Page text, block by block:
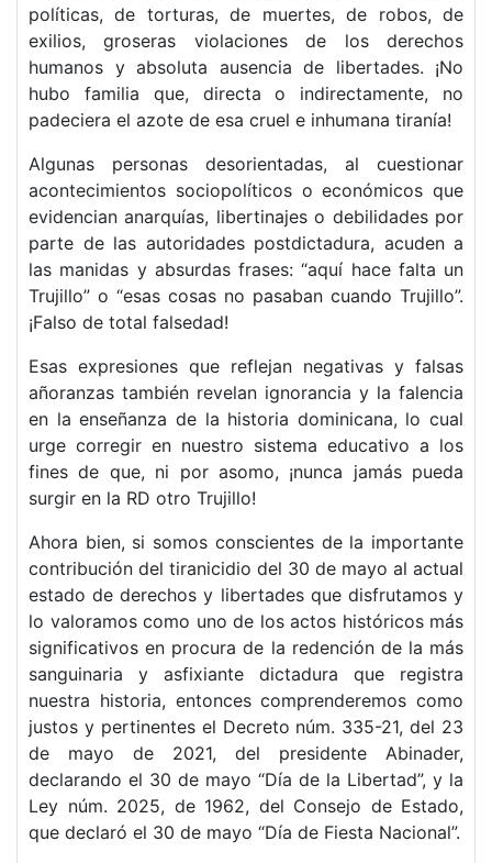
políticas, de torturas, de muertes, de robos, de
exilios, groseras violaciones de los derechos
humanos y absoluta ausencia de libertades. ¡No
hubo familia que, directa o indirectamente, no
padeciera el azote de esa cruel e inhumana tiranía!
Algunas personas desorientadas, al cuestionar
acontecimientos sociopolíticos o económicos que
evidencian anarquías, libertinajes o debilidades por
parte de las autoridades postdictadura, acuden a
las manidas y absurdas frases: “aquí hace falta un
Trujillo” o “esas cosas no pasaban cuando Trujillo”.
¡Falso de total falsedad!
Esas expresiones que reflejan negativas y falsas
añoranzas también revelan ignorancia y la falencia
en la enseñanza de la historia dominicana, lo cual
urge corregir en nuestro sistema educativo a los
fines de que, ni por asomo, ¡nunca jamás pueda
surgir en la RD otro Trujillo!
Ahora bien, si somos conscientes de la importante
contribución del tiranicidio del 30 de mayo al actual
estado de derechos y libertades que disfrutamos y
lo valoramos como uno de los actos históricos más
significativos en procura de la redención de la más
sanguinaria y asfixiante dictadura que registra
nuestra historia, entonces comprenderemos como
justos y pertinentes el Decreto núm. 335-21, del 23
de mayo de 2021, del presidente Abinader,
declarando el 30 de mayo “Día de la Libertad”, y la
Ley núm. 2025, de 1962, del Consejo de Estado,
que declaró el 30 de mayo “Día de Fiesta Nacional”.